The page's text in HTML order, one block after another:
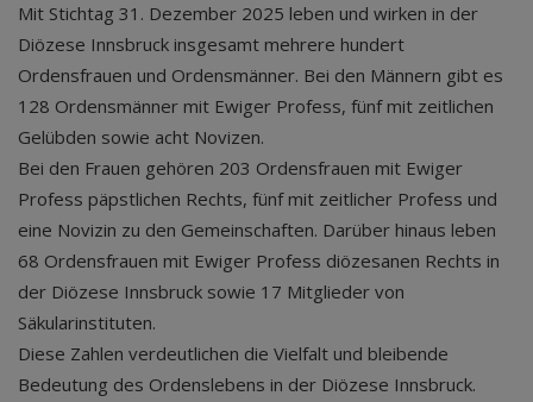
Mit Stichtag 31. Dezember 2025 leben und wirken in der
Diözese Innsbruck insgesamt mehrere hundert
Ordensfrauen und Ordensmänner. Bei den Männern gibt es
128 Ordensmänner mit Ewiger Profess, fünf mit zeitlichen
Gelübden sowie acht Novizen.
Bei den Frauen gehören 203 Ordensfrauen mit Ewiger
Profess päpstlichen Rechts, fünf mit zeitlicher Profess und
eine Novizin zu den Gemeinschaften. Darüber hinaus leben
68 Ordensfrauen mit Ewiger Profess diözesanen Rechts in
der Diözese Innsbruck sowie 17 Mitglieder von
Säkularinstituten.
Diese Zahlen verdeutlichen die Vielfalt und bleibende
Bedeutung des Ordenslebens in der Diözese Innsbruck.